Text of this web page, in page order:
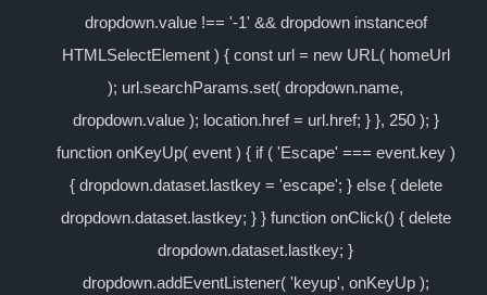
dropdown.value !== '-1' && dropdown instanceof
HTMLSelectElement ) { const url = new URL( homeUrl
); url.searchParams.set( dropdown.name,
dropdown.value ); location.href = url.href; } }, 250 ); }
function onKeyUp( event ) { if ( 'Escape' === event.key )
{ dropdown.dataset.lastkey = 'escape'; } else { delete
dropdown.dataset.lastkey; } } function onClick() { delete
dropdown.dataset.lastkey; }
dropdown.addEventListener( 'keyup', onKeyUp );